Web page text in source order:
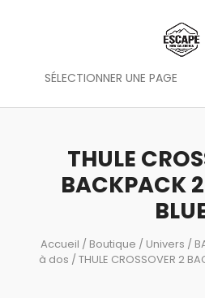
SÉLECTIONNER UNE PAGE
THULE
BACKPACK
Accueil / Boutique / Univers /
à dos / THULE CROSSOVER 2